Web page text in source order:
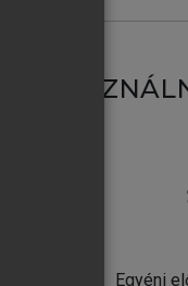
Egyéni